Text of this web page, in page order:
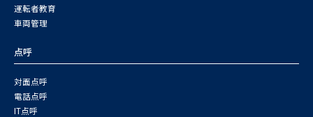
運転者教育
車両管理
点呼
対面点呼
電話点呼
IT点呼